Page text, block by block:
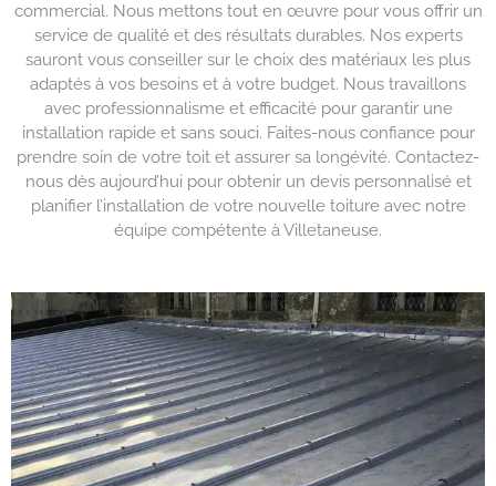
commercial. Nous mettons tout en œuvre pour vous offrir un
service de qualité et des résultats durables. Nos experts
sauront vous conseiller sur le choix des matériaux les plus
adaptés à vos besoins et à votre budget. Nous travaillons
avec professionnalisme et efficacité pour garantir une
installation rapide et sans souci. Faites-nous confiance pour
prendre soin de votre toit et assurer sa longévité. Contactez-
nous dès aujourd’hui pour obtenir un devis personnalisé et
planifier l’installation de votre nouvelle toiture avec notre
équipe compétente à Villetaneuse.